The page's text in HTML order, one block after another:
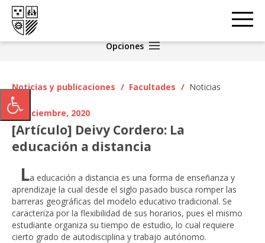
Opciones
Noticias y publicaciones / Facultades / Noticias
18 diciembre, 2020
[Artículo] Deivy Cordero: La
educación a distancia
La educación a distancia es una forma de enseñanza y
aprendizaje la cual desde el siglo pasado busca romper las
barreras geográficas del modelo educativo tradicional. Se
caracteriza por la flexibilidad de sus horarios, pues el mismo
estudiante organiza su tiempo de estudio, lo cual requiere
cierto grado de autodisciplina y trabajo autónomo.